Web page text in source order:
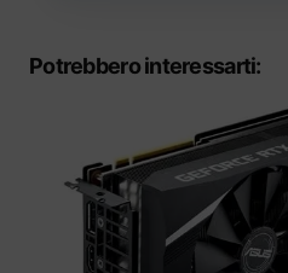
Potrebbero interessarti: